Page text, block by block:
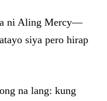
ni Aling Mercy—
siya pero hirap
na lang: kung